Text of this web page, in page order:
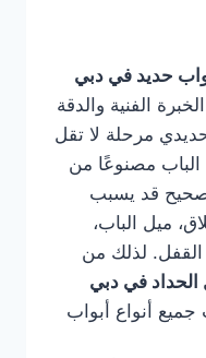
حديد في دبي
الفنية والدقة
مرحلة لا تقل
الباب مصنوعًا من
قد يسبب
ميل الباب،
لذلك من
الحداد في دبي
أنواع أبواب